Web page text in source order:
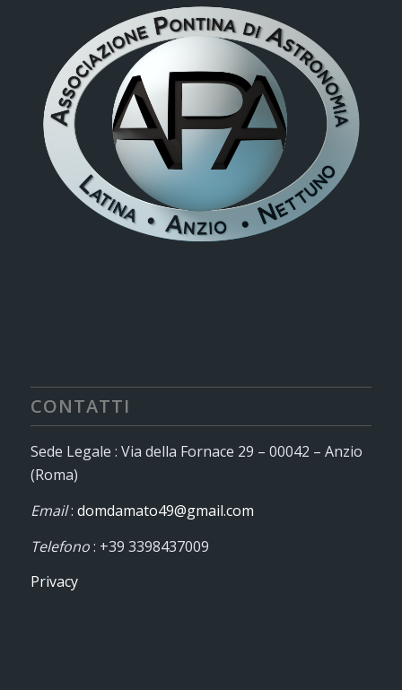
CONTATTI
Sede Legale : Via della Fornace 29 – 00042 – Anzio
(Roma)
Email: domdamato49@gmail.com
Telefono: +39 3398437009
Privacy